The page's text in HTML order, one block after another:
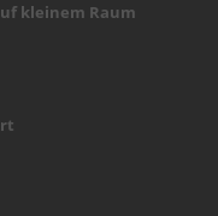
kleinem Raum